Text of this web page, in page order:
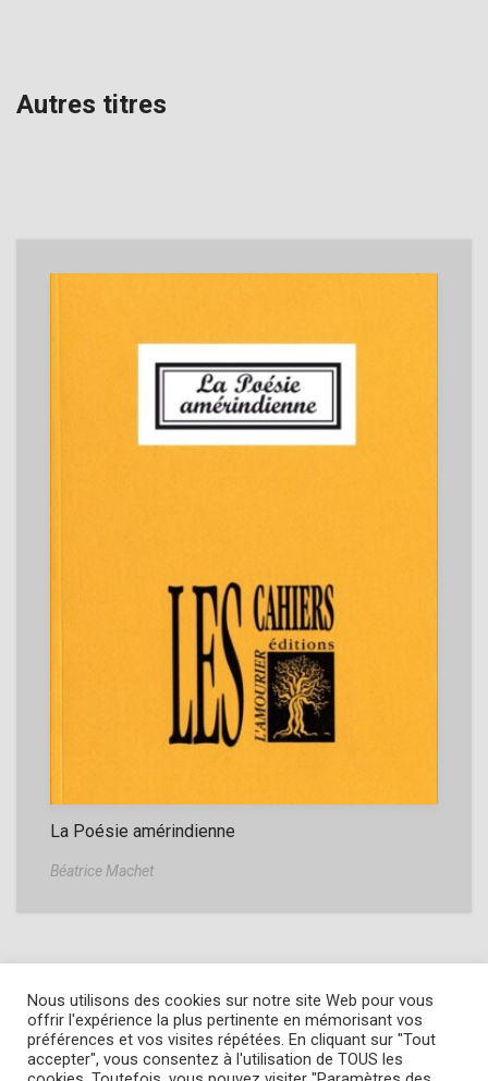
Autres titres
La Poésie amérindienne
Béatrice Machet
Copyright © 2022L' Amourier éditions
Nous utilisons des cookies sur notre site Web pour vous
offrir l'expérience la plus pertinente en mémorisant vos
préférences et vos visites répétées. En cliquant sur "Tout
accepter", vous consentez à l'utilisation de TOUS les